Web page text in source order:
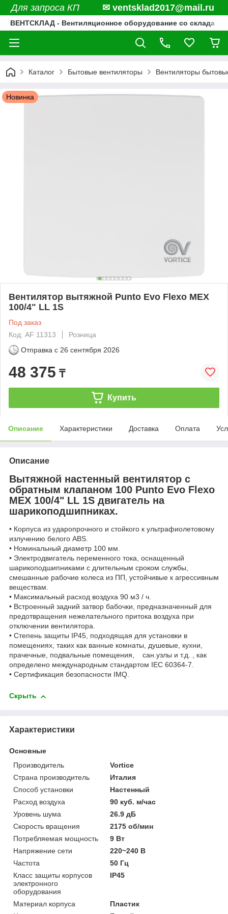
Для запроса КП ✉ ventsklad2017@mail.ru
ВЕНТСКЛАД - Вентиляционное оборудование со склада
Каталог Бытовые вентиляторы Вентиляторы
Новинка
Вентилятор вытяжной Punto Evo Flexo MEX
100/4" LL 1S
Под заказ
Код: AF 11313
Розница
Отправка с 26 сентября 2026
48 375 ₸
Купить
Описание Характеристики Доставка Оплата
Описание
Вытяжной настенный вентилятор с
обратным клапаном 100 Punto Evo Flexo
MEX 100/4" LL 1S двигатель на
шарикоподшипниках.
• Корпуса из ударопрочного и стойкого к ультрафиолетовому
излучению белого ABS.
• Номинальный диаметр 100 мм.
• Электродвигатель переменного тока, оснащенный
шарикоподшипниками с длительным сроком службы,
смешанные рабочие колеса из ПП, устойчивые к агрессивным
веществам.
• Максимальный расход воздуха 90 м3 / ч.
• Встроенный задний затвор бабочки, предназначенный для
предотвращения нежелательного притока воздуха при
отключении вентилятора.
• Степень защиты IP45, подходящая для установки в
помещениях, таких как ванные комнаты, душевые, кухни,
прачечные, подвальные помещения, сан.узлы и т.д. , как
определено международным стандартом IEC 60364-7.
• Сертификация безопасности IMQ.
Скрыть
Характеристики
Основные
Производитель
Vortice
Страна производитель
Италия
Способ установки
Настенный
Расход воздуха
90 куб. м/час
Уровень шума
26.9 дБ
Скорость вращения
2175 об/мин
Потребляемая мощность
9 Вт
Напряжение сети
220~240 В
Частота
50 Гц
Класс защиты корпусов
электронного
оборудования
IP45
Материал корпуса
Пластик